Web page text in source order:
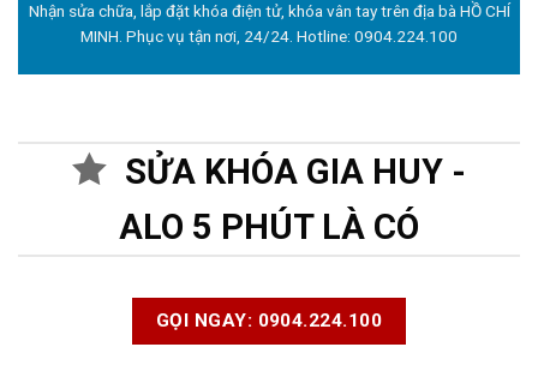
Nhận sửa chữa, lắp đặt khóa điện tử, khóa vân tay trên địa bà HỒ CHÍ
MINH. Phục vụ tận nơi, 24/24. Hotline: 0904.224.100
SỬA KHÓA GIA HUY -
ALO 5 PHÚT LÀ CÓ
GỌI NGAY: 0904.224.100